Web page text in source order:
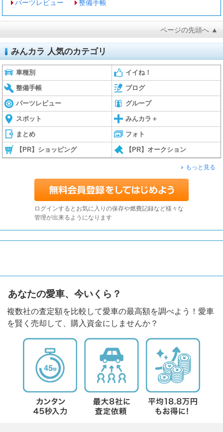
パーツレビュー 整備手帳
ページの先頭へ ▲
みんカラ 人気のカテゴリ
車種別 イイね！
整備手帳 ブログ
パーツレビュー グループ
スポット みんカラ＋
まとめ フォト
【PR】ショッピング 【PR】オークション
もっと見る
ログインするとお気に入りの保存や燃費記録など様々な
管理が出来るようになります
あなたの愛車、今いくら？
複数社の査定額を比較して愛車の最高額を調べよう！愛車
を賢く売却して、購入資金にしませんか？